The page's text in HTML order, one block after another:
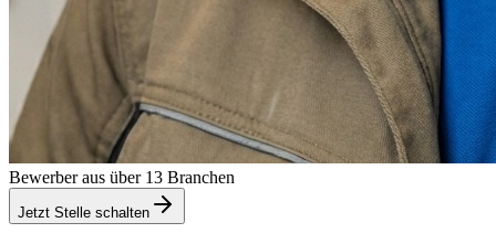
Bewerber aus über 13 Branchen
Jetzt Stelle schalten